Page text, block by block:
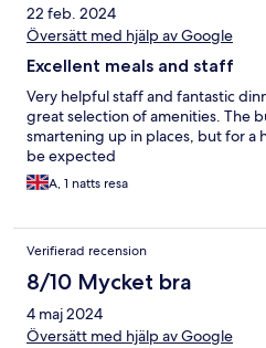
22 feb. 2024
Översätt med hjälp av Google
Excellent meals and staff
Very helpful staff and fantastic
great selection of amenities. The
smartening up in places, but for a
be expected
A, 1 natts resa
Verifierad recension
8/10 Mycket bra
4 maj 2024
Översätt med hjälp av Google